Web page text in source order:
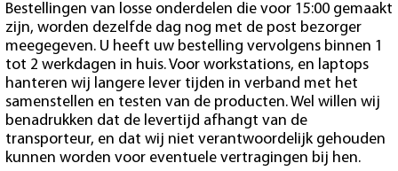
Bestellingen van losse onderdelen die voor 15:00 gemaakt
zijn, worden dezelfde dag nog met de post bezorger
meegegeven. U heeft uw bestelling vervolgens binnen 1
tot 2 werkdagen in huis. Voor workstations, en laptops
hanteren wij langere lever tijden in verband met het
samenstellen en testen van de producten. Wel willen wij
benadrukken dat de levertijd afhangt van de
transporteur, en dat wij niet verantwoordelijk gehouden
kunnen worden voor eventuele vertragingen bij hen.